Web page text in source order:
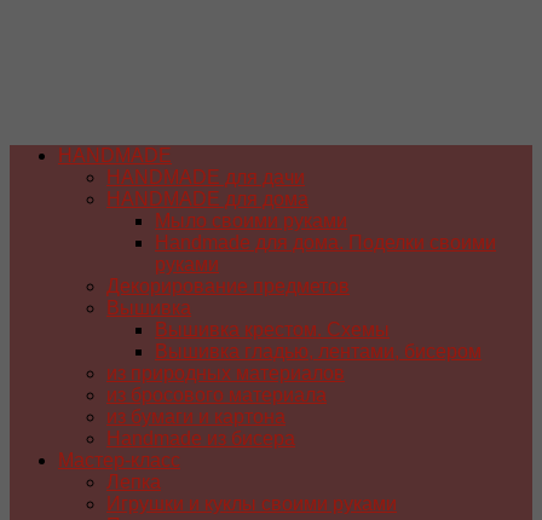
HANDMADE
HANDMADE для дачи
HANDMADE для дома
Мыло своими руками
Handmade для дома. Поделки своими
руками
Декорирование предметов
Вышивка
Вышивка крестом. Схемы
Вышивка гладью, лентами, бисером
из природных материалов
из бросового материала
из бумаги и картона
Handmade из бисера
Мастер-класс
Лепка
Игрушки и куклы своими руками